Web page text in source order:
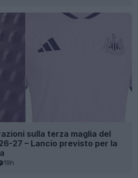
sulla terza maglia del
27 – Lancio previsto per la
19h